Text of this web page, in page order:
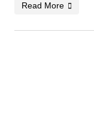
Read More